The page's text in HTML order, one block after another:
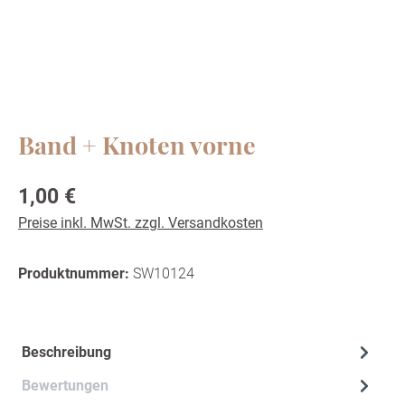
Band + Knoten vorne
Regulärer Preis:
1,00 €
Preise inkl. MwSt. zzgl. Versandkosten
Produktnummer: SW10124
Beschreibung
Bewertungen